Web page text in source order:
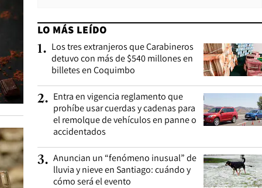
LO MÁS LEÍDO
1. Los tres extranjeros que Carabineros
detuvo con más de $540 millones en
billetes en Coquimbo
2. Entra en vigencia reglamento que
prohíbe usar cuerdas y cadenas para
el remolque de vehículos en panne o
accidentados
3. Anuncian un “fenómeno inusual” de
lluvia y nieve en Santiago: cuándo y
cómo será el evento